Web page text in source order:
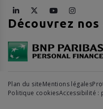
Découvrez
Plan du siteMentions légales
Politique cookiesAccessibilité :